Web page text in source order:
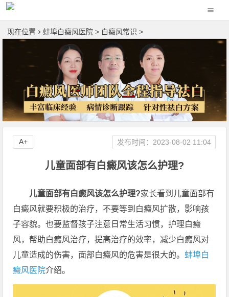
现在位置 蚌埠白癜风医院 > 白癜风常识 >
儿童面部有白癜风该怎么护理?
发布时间：2023-08-02 11:04
A+
儿童面部有白癜风该怎么护理?家长看到儿童面部有
白癜风就要积极的治疗，不要等到白癜风扩散，影响孩
子容貌。也要监督孩子注意日常生活习惯，护理白癜
风，帮助白癜风治疗，提高治疗的效率，减少白癜风对
儿童造成的伤害，面部白癜风的危害是很大的。 蚌埠白
癜风医院介绍。